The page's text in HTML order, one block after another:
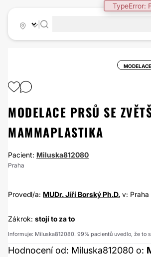
TypeError:
MODELACE PRSŮ SE
MAMMAPLASTIKA
Pacient: Miluska812080
Praha
Provedl/a: MUDr. Jiří Borský Ph.D. v: Praha
Zákrok: stojí to za to
Informuje: Miluska812080. 99% pacientů uvedlo, že to
Hodnocení od: Miluska812080 o: